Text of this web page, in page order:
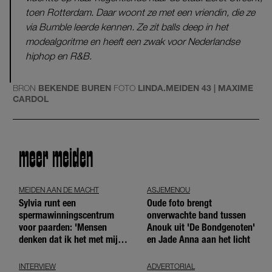
toen Rotterdam. Daar woont ze met een vriendin, die ze
via Bumble leerde kennen. Ze zit balls deep in het
modealgoritme en heeft een zwak voor Nederlandse
hiphop en R&B.
BRON BEKENDE BUREN FOTO LINDA.MEIDEN 43 | MAXIME
CARDOL
meer meiden
MEIDEN AAN DE MACHT
Sylvia runt een
spermawinningscentrum
voor paarden: 'Mensen
denken dat ik het met mijn
ASJEMENOU
Oude foto brengt
onverwachte band tussen
Anouk uit 'De Bondgenoten'
en Jade Anna aan het licht
INTERVIEW ADVERTORIAL